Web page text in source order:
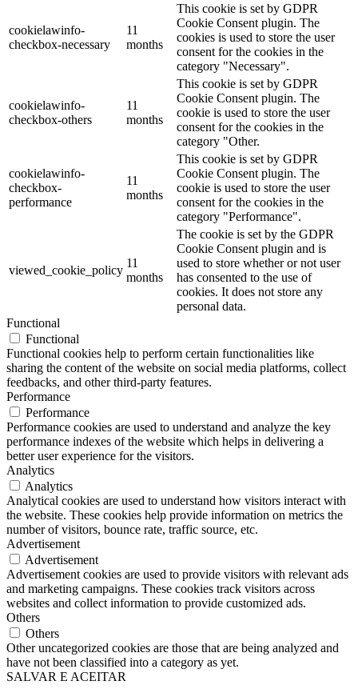
cookielawinfo-
checkbox-necessary
11
months
This cookie is set by GDPR
Cookie Consent plugin. The
cookies is used to store the user
consent for the cookies in the
category "Necessary".
cookielawinfo-
checkbox-others
11
months
This cookie is set by GDPR
Cookie Consent plugin. The
cookie is used to store the user
consent for the cookies in the
category "Other.
cookielawinfo-
checkbox-
performance
11
months
This cookie is set by GDPR
Cookie Consent plugin. The
cookie is used to store the user
consent for the cookies in the
category "Performance".
viewed_cookie_policy
11
months
The cookie is set by the GDPR
Cookie Consent plugin and is
used to store whether or not user
has consented to the use of
cookies. It does not store any
personal data.
Functional
Functional
Functional cookies help to perform certain functionalities like
sharing the content of the website on social media platforms, collect
feedbacks, and other third-party features.
Performance
Performance
Performance cookies are used to understand and analyze the key
performance indexes of the website which helps in delivering a
better user experience for the visitors.
Analytics
Analytics
Analytical cookies are used to understand how visitors interact with
the website. These cookies help provide information on metrics the
number of visitors, bounce rate, traffic source, etc.
Advertisement
Advertisement
Advertisement cookies are used to provide visitors with relevant ads
and marketing campaigns. These cookies track visitors across
websites and collect information to provide customized ads.
Others
Others
Other uncategorized cookies are those that are being analyzed and
have not been classified into a category as yet.
SALVAR E ACEITAR